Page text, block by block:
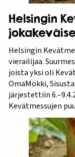
Helsingin
Helsingin
vierailijaa.
joista yksi oli
OmaMökki,
järjestettiin
Kevätmessujen
Kevätpuutarha ja
joka kevät
Kevätpuutarha.
Puutarhaliitto.…